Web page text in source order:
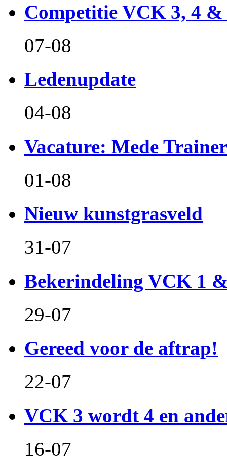
Competitie VCK 3, 4 &
07-08
Ledenupdate
04-08
Vacature: Mede
01-08
Nieuw kunstgrasveld
31-07
Bekerindeling VCK 1
29-07
Gereed voor de aftrap!
22-07
VCK 3 wordt 4 en
16-07